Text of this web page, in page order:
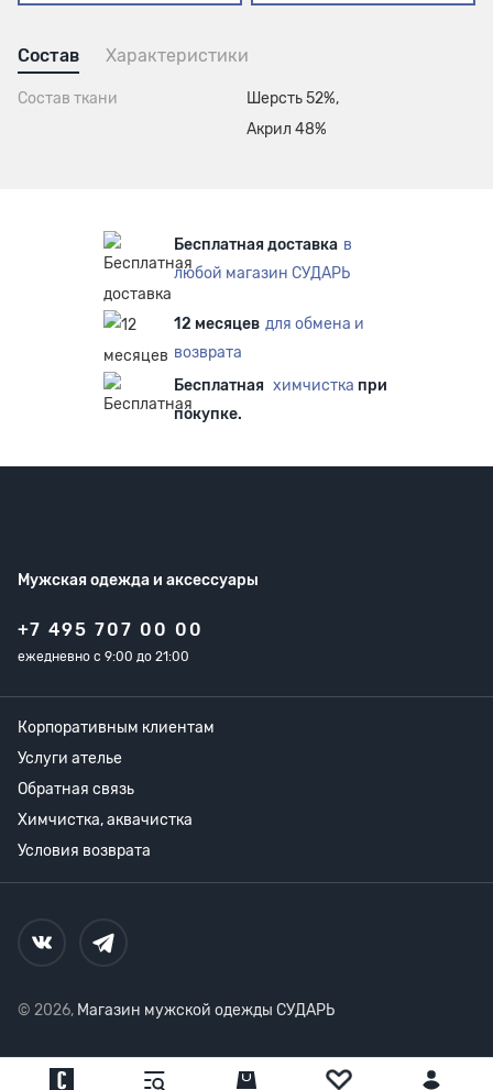
Состав Характеристики
Состав ткани
Шерсть 52%,
Акрил 48%
Бесплатная доставка в
любой магазин СУДАРЬ
12 месяцев для обмена и
возврата
Бесплатная химчистка при
покупке.
Мужская одежда и аксессуары
+7 495 707 00 00
ежедневно с 9:00 до 21:00
Корпоративным клиентам
Услуги ателье
Обратная связь
Химчистка, аквачистка
Условия возврата
© 2026, Магазин мужской одежды СУДАРЬ